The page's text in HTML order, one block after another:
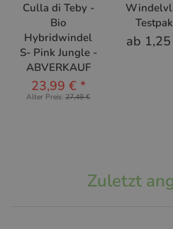
Culla di Teby -
Bio
Hybridwindel
S- Pink Jungle -
ABVERKAUF
23,99 € *
Alter Preis: 27,49 €
ab
Zuletzt